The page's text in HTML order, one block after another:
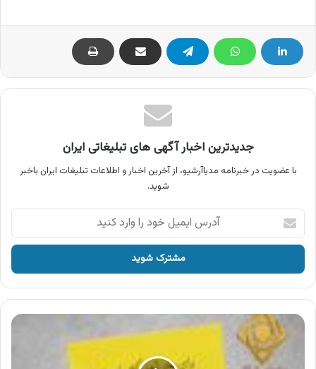
جدیدترین اخبار آگهی های تبلیغاتی ایران
با عضویت در خبرنامه مدیاآرشیو، از آخرین اخبار و اطلاعات تبلیغات ایران باخبر
شوید.
آدرس
ایمیل
خود
وارد
کنید
آگهی
فرهنگی